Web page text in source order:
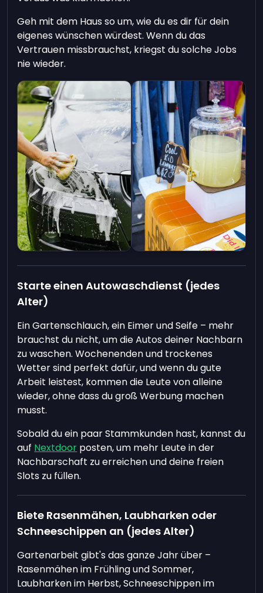
Geh mit dem Haus so um, wie du es dir für dein
eigenes wünschen würdest. Wenn du das
Vertrauen missbrauchst, kriegst du solche Jobs
nie wieder.
Starte einen Autowaschdienst (jedes
Alter)
Ein Gartenschlauch, ein Eimer und Seife – mehr
brauchst du nicht, um die Autos deiner Nachbarn
zu waschen. Wochenenden und trockenes
Wetter sind perfekt dafür, und wenn du gute
Arbeit leistest, kommen die Leute von alleine
wieder, ohne dass du groß Werbung machen
musst.
Sobald du ein paar Stammkunden hast, kannst du
auf Nextdoor posten, um mehr Leute in der
Nachbarschaft zu erreichen und deine freien
Slots zu füllen.
Biete Rasenmähen, Laubharken oder
Schneeschippen an (jedes Alter)
Gartenarbeit gibt's das ganze Jahr über –
Rasenmähen im Frühling und Sommer,
Laubharken im Herbst, Schneeschippen im